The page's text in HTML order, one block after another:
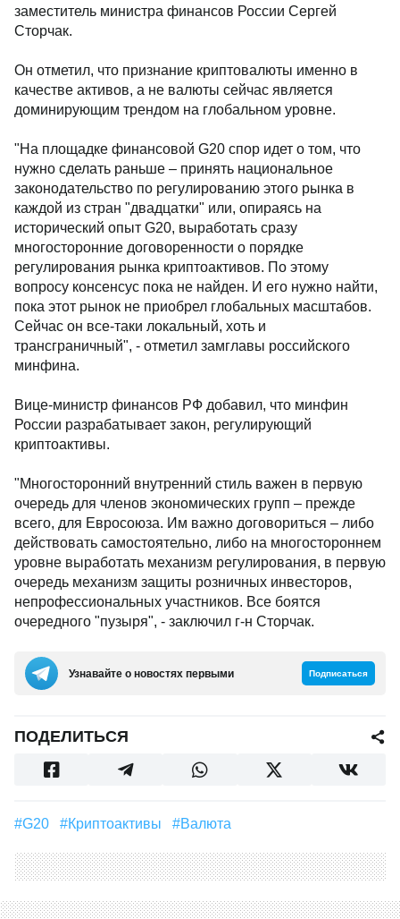
заместитель министра финансов России Сергей
Сторчак.
Он отметил, что признание криптовалюты именно в
качестве активов, а не валюты сейчас является
доминирующим трендом на глобальном уровне.
"На площадке финансовой G20 спор идет о том, что
нужно сделать раньше – принять национальное
законодательство по регулированию этого рынка в
каждой из стран "двадцатки" или, опираясь на
исторический опыт G20, выработать сразу
многосторонние договоренности о порядке
регулирования рынка криптоактивов. По этому
вопросу консенсус пока не найден. И его нужно найти,
пока этот рынок не приобрел глобальных масштабов.
Сейчас он все-таки локальный, хоть и
трансграничный", - отметил замглавы российского
минфина.
Вице-министр финансов РФ добавил, что минфин
России разрабатывает закон, регулирующий
криптоактивы.
"Многосторонний внутренний стиль важен в первую
очередь для членов экономических групп – прежде
всего, для Евросоюза. Им важно договориться – либо
действовать самостоятельно, либо на многостороннем
уровне выработать механизм регулирования, в первую
очередь механизм защиты розничных инвесторов,
непрофессиональных участников. Все боятся
очередного "пузыря", - заключил г-н Сторчак.
Узнавайте о новостях первыми Подписаться
ПОДЕЛИТЬСЯ
#G20 #Криптоактивы #валюта